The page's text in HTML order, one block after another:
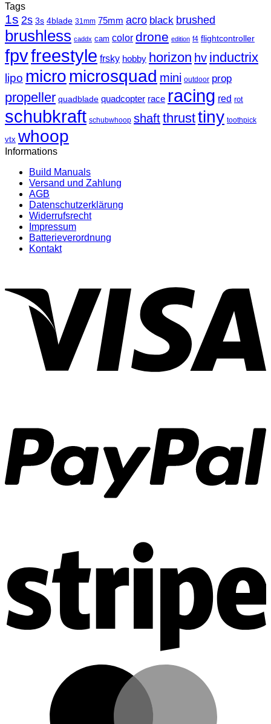
Tags
1s 2s 3s 4blade 31mm 75mm acro black brushed
brushless caddx cam color drone edition f4 flightcontroller
fpvfreestyle frsky hobby horizon hv inductrix
lipo micromicrosquad mini outdoor prop
propeller quadblade quadcopter race racing red rot
schubkraft schubwhoop shaftthrusttiny toothpick
vtx whoop
Informations
Build Manuals
Versand und Zahlung
AGB
Datenschutzerklärung
Widerrufsrecht
Impressum
Batterieverordnung
Kontakt